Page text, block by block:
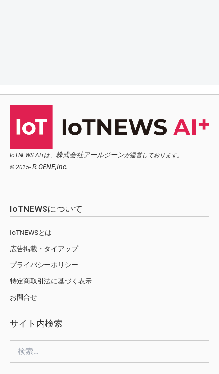
IoTNEWS AI+は、 株式会社アールジーンが運営しております。
© 2015- R.GENE,Inc.
IoTNEWSについて
IoTNEWSとは
広告掲載・タイアップ
プライバシーポリシー
特定商取引法に基づく表示
お問合せ
サイト内検索
索: